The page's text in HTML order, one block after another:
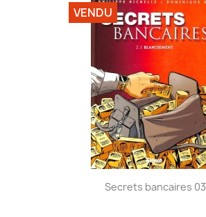
Secrets bancaires 03
VENDU